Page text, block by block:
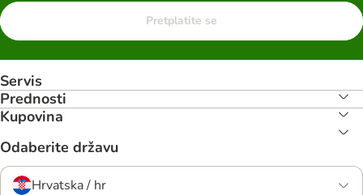
Pretplatite se
Servis
Prednosti
Kupovina
Odaberite državu
Hrvatska / hr